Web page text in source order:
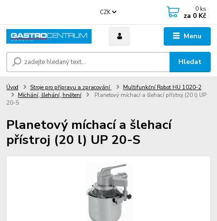
Menu
CZK
Hledat
0 ks
za 0 Kč
Úvod Stroje pro přípravu a zpracování
Multifunkční Robot HU 1020-2
Míchání, šlehání, hnětení
Planetový míchací a šlehací přístroj (20 l) UP
20-S
Planetový míchací a šlehací
přístroj (20 l) UP 20-S